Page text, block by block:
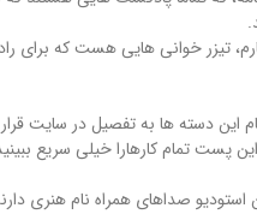
تیزر خوانی هایی هست که برای
این دسته ها به تفصیل در سایت
پست تمام کارهارا خیلی سریع
استودیو صداهای همراه نام هنری